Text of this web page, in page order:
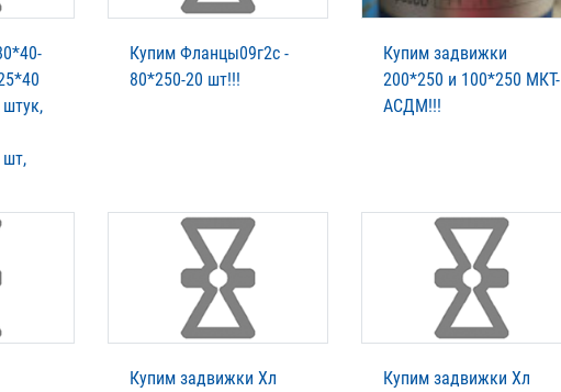
шт,
Купим Фланцы09г2с -
80*250-20 шт!!!
Купим задвижки
200*250 и 100*250 МКТ-
АСДМ!!!
Купим задвижки Хл
Купим задвижки Хл